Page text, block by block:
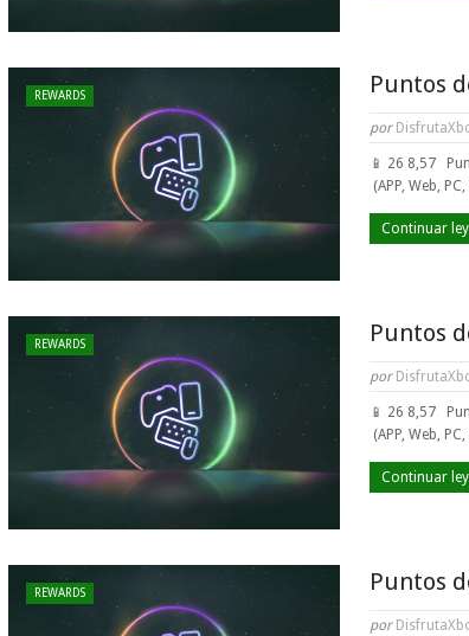
REWARDS Puntos
por
📱 26 8,57
(APP, Web,
Continuar
REWARDS Puntos
por
📱 26 8,57
(APP, Web,
Continuar
REWARDS Puntos
por